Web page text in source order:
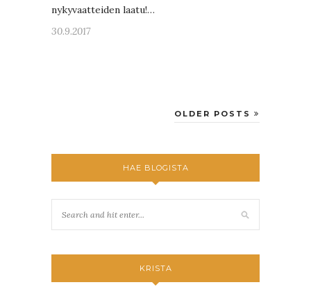
nykyvaatteiden laatu!…
30.9.2017
OLDER POSTS
HAE BLOGISTA
KRISTA